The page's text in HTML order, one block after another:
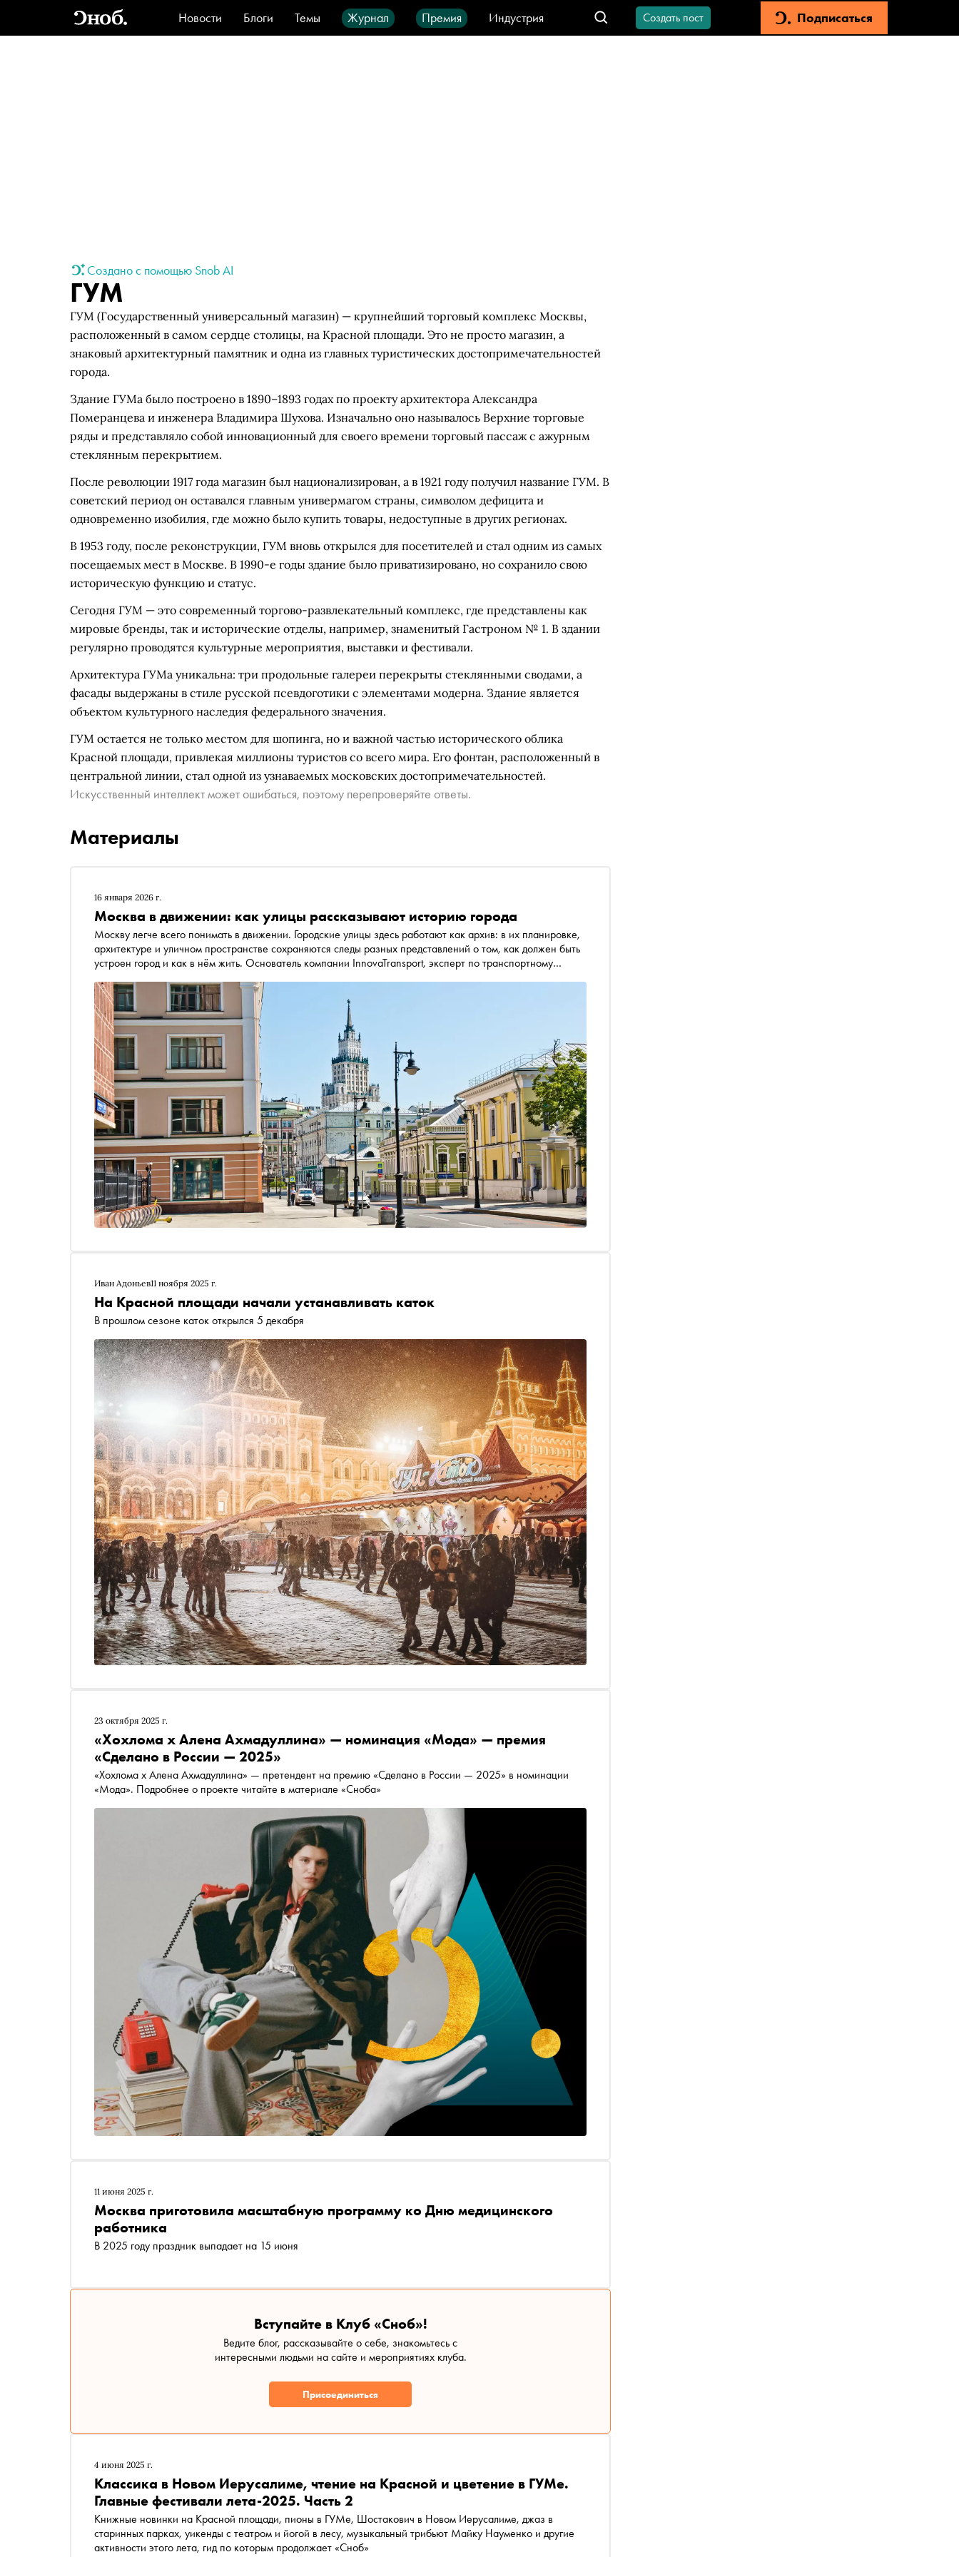
Новости Блоги Темы Журнал Премия
Индустрия
Стиль
Видео Город IT-продукты
Создать пост Подписаться
Создано с помощью Snob AI
ГУМ
ГУМ (Государственный универсальный магазин) — крупнейший торговый комплекс Москвы,
расположенный в самом сердце столицы, на Красной площади. Это не просто магазин, а
знаковый архитектурный памятник и одна из главных туристических достопримечательностей
города.
Здание ГУМа было построено в 1890–1893 годах по проекту архитектора Александра
Померанцева и инженера Владимира Шухова. Изначально оно называлось Верхние торговые
ряды и представляло собой инновационный для своего времени торговый пассаж с ажурным
стеклянным перекрытием.
После революции 1917 года магазин был национализирован, а в 1921 году получил название ГУМ. В
советский период он оставался главным универмагом страны, символом дефицита и
одновременно изобилия, где можно было купить товары, недоступные в других регионах.
В 1953 году, после реконструкции, ГУМ вновь открылся для посетителей и стал одним из самых
посещаемых мест в Москве. В 1990-е годы здание было приватизировано, но сохранило свою
историческую функцию и статус.
Сегодня ГУМ — это современный торгово-развлекательный комплекс, где представлены как
мировые бренды, так и исторические отделы, например, знаменитый Гастроном № 1. В здании
регулярно проводятся культурные мероприятия, выставки и фестивали.
Архитектура ГУМа уникальна: три продольные галереи перекрыты стеклянными сводами, а
фасады выдержаны в стиле русской псевдоготики с элементами модерна. Здание является
объектом культурного наследия федерального значения.
ГУМ остается не только местом для шопинга, но и важной частью исторического облика
Красной площади, привлекая миллионы туристов со всего мира. Его фонтан, расположенный в
центральной линии, стал одной из узнаваемых московских достопримечательностей.
Искусственный интеллект может ошибаться, поэтому перепроверяйте ответы.
Материалы
16 января 2026 г.
Москва в движении: как улицы рассказывают историю города
Москву легче всего понимать в движении. Городские улицы здесь работают как архив: в их планировке,
архитектуре и уличном пространстве сохраняются следы разных представлений о том, как должен быть
устроен город и как в нём жить. Основатель компании InnovaTransport, эксперт по транспортному
считывается особенно ясно
Иван Адоньев11 ноября 2025 г.
На Красной площади начали устанавливать каток
В прошлом сезоне каток открылся 5 декабря
23 октября 2025 г.
«Хохлома х Алена Ахмадуллина» — номинация «Мода» — премия
«Сделано в России — 2025»
«Хохлома х Алена Ахмадуллина» — претендент на премию «Сделано в России — 2025» в номинации
«Мода». Подробнее о проекте читайте в материале «Сноба»
11 июня 2025 г.
Москва приготовила масштабную программу ко Дню медицинского
работника
В 2025 году праздник выпадает на 15 июня
Вступайте в Клуб «Сноб»!
Ведите блог, рассказывайте о себе, знакомьтесь с
интересными людьми на сайте и мероприятиях клуба.
Присоединиться
4 июня 2025 г.
Классика в Новом Иерусалиме, чтение на Красной и цветение в ГУМе.
Главные фестивали лета-2025. Часть 2
Книжные новинки на Красной площади, пионы в ГУМе, Шостакович в Новом Иерусалиме, джаз в
старинных парках, уикенды с театром и йогой в лесу, музыкальный трибьют Майку Науменко и другие
активности этого лета, гид по которым продолжает «Сноб»